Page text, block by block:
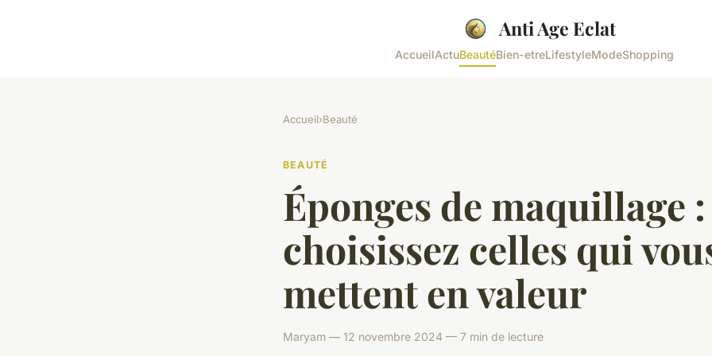
Anti Age Eclat
AccueilActuBeautéBien-etreLifestyleModeShopping
Accueil›Beauté
BEAUTÉ
Éponges de maquillage :
choisissez celles qui
mettent en valeur
Maryam — 12 novembre 2024 — 7 min de lecture